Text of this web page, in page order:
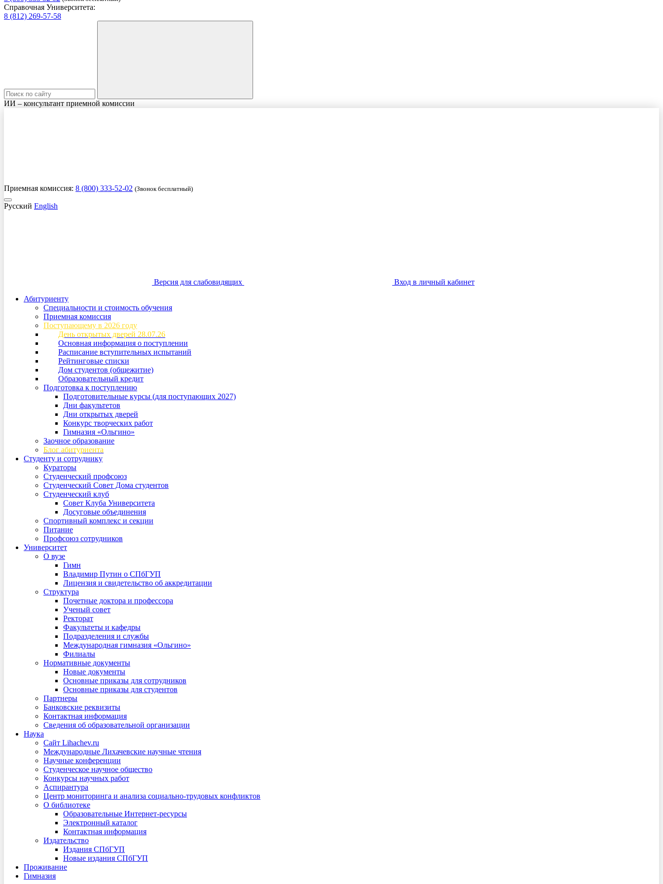
Справочная Университета:
8 (812) 269-57-58
ИИ – консультант приемной комиссии
Приемная комиссия: 8 (800) 333-52-02 (Звонок бесплатный)
Русский English
Версия для слабовидящих
Вход в личный кабинет
Абитуриенту
Специальности и стоимость обучения
Приемная комиссия
Поступающему в 2026 году
День открытых дверей 28.07.26
Основная информация о поступлении
Расписание вступительных испытаний
Рейтинговые списки
Дом студентов (общежитие)
Образовательный кредит
Подготовка к поступлению
Подготовительные курсы (для поступающих 2027)
Дни факультетов
Дни открытых дверей
Конкурс творческих работ
Гимназия «Ольгино»
Заочное образование
Блог абитуриента
Студенту и сотруднику
Кураторы
Студенческий профсоюз
Студенческий Совет Дома студентов
Студенческий клуб
Совет Клуба Университета
Досуговые объединения
Спортивный комплекс и секции
Питание
Профсоюз сотрудников
Университет
О вузе
Гимн
Владимир Путин о СПбГУП
Лицензия и свидетельство об аккредитации
Структура
Почетные доктора и профессора
Ученый совет
Ректорат
Факультеты и кафедры
Подразделения и службы
Международная гимназия «Ольгино»
Филиалы
Нормативные документы
Новые документы
Основные приказы для сотрудников
Основные приказы для студентов
Партнеры
Банковские реквизиты
Контактная информация
Сведения об образовательной организации
Наука
Сайт Lihachev.ru
Международные Лихачевские научные чтения
Научные конференции
Студенческое научное общество
Конкурсы научных работ
Аспирантура
Центр мониторинга и анализа социально-трудовых конфликтов
О библиотеке
Образовательные Интернет-ресурсы
Электронный каталог
Контактная информация
Издательство
Издания СПбГУП
Новые издания СПбГУП
Проживание
Гимназия